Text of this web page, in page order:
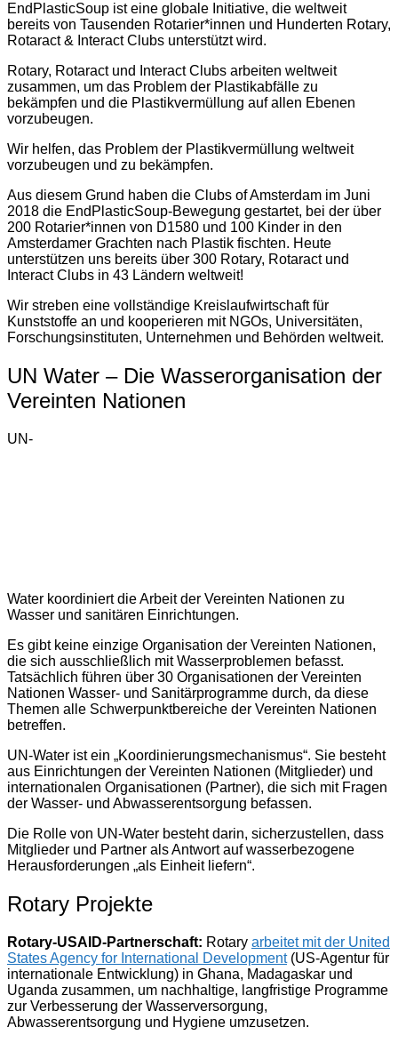
EndPlasticSoup ist eine globale Initiative, die weltweit
bereits von Tausenden Rotarier*innen und Hunderten Rotary,
Rotaract & Interact Clubs unterstützt wird.
Rotary, Rotaract und Interact Clubs arbeiten weltweit
zusammen, um das Problem der Plastikabfälle zu
bekämpfen und die Plastikvermüllung auf allen Ebenen
vorzubeugen.
Wir helfen, das Problem der Plastikvermüllung weltweit
vorzubeugen und zu bekämpfen.
Aus diesem Grund haben die Clubs of Amsterdam im Juni
2018 die EndPlasticSoup-Bewegung gestartet, bei der über
200 Rotarier*innen von D1580 und 100 Kinder in den
Amsterdamer Grachten nach Plastik fischten. Heute
unterstützen uns bereits über 300 Rotary, Rotaract und
Interact Clubs in 43 Ländern weltweit!
Wir streben eine vollständige Kreislaufwirtschaft für
Kunststoffe an und kooperieren mit NGOs, Universitäten,
Forschungsinstituten, Unternehmen und Behörden weltweit.
UN Water – Die Wasserorganisation der
Vereinten Nationen
UN-
Water koordiniert die Arbeit der Vereinten Nationen zu
Wasser und sanitären Einrichtungen.
Es gibt keine einzige Organisation der Vereinten Nationen,
die sich ausschließlich mit Wasserproblemen befasst.
Tatsächlich führen über 30 Organisationen der Vereinten
Nationen Wasser- und Sanitärprogramme durch, da diese
Themen alle Schwerpunktbereiche der Vereinten Nationen
betreffen.
UN-Water ist ein „Koordinierungsmechanismus“. Sie besteht
aus Einrichtungen der Vereinten Nationen (Mitglieder) und
internationalen Organisationen (Partner), die sich mit Fragen
der Wasser- und Abwasserentsorgung befassen.
Die Rolle von UN-Water besteht darin, sicherzustellen, dass
Mitglieder und Partner als Antwort auf wasserbezogene
Herausforderungen „als Einheit liefern“.
Rotary Projekte
Rotary-USAID-Partnerschaft: Rotary arbeitet mit der United
States Agency for International Development(US-Agentur für
internationale Entwicklung) in Ghana, Madagaskar und
Uganda zusammen, um nachhaltige, langfristige Programme
zur Verbesserung der Wasserversorgung,
Abwasserentsorgung und Hygiene umzusetzen.